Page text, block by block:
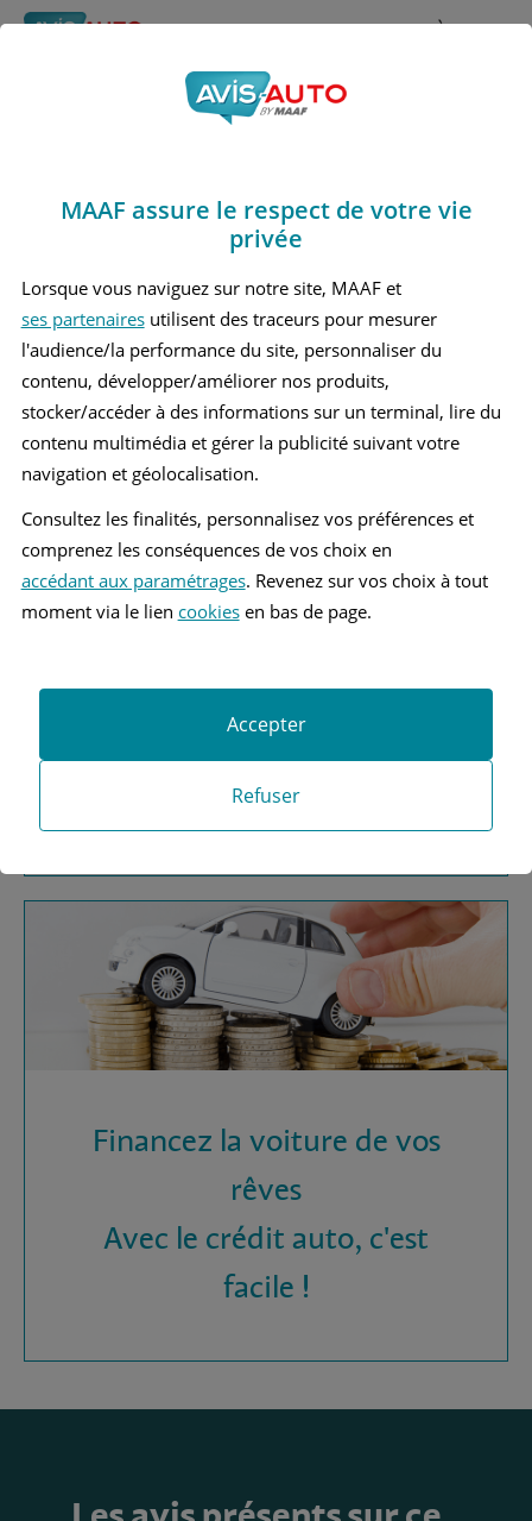
Rechercher À propos
Obtenir un devis d'assurance auto MAAF
Avis Nissan Primera
NISSAN PRIMERA 1 BREAK
NISSAN PRIMERA 3 BREAK
NISSAN PRIMERA 3 BERLINE
assurance automobile ?
Obtenez vos devis MAAF
Financez la voiture de vos
rêves
Avec le crédit auto, c'est
facile !
MAAF assure le respect de votre vie
privée
Lorsque vous naviguez sur notre site, MAAF et
ses partenairesutilisent des traceurs pour mesurer
l'audience/la performance du site, personnaliser du
contenu, développer/améliorer nos produits,
stocker/accéder à des informations sur un terminal, lire du
contenu multimédia et gérer la publicité suivant votre
navigation et géolocalisation.
Consultez les finalités, personnalisez vos préférences et
comprenez les conséquences de vos choix en
accédant aux paramétrages. Revenez sur vos choix à tout
moment via le lien cookiesen bas de page.
Refuser
Accepter